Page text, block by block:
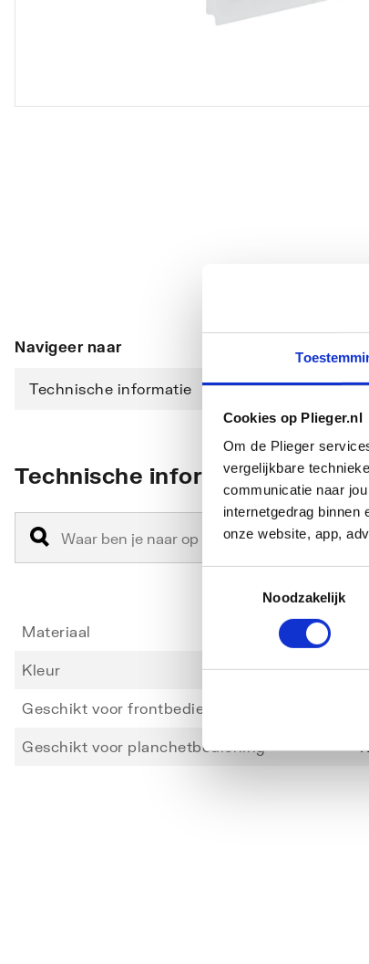
Cookies op Plieger.nl
Om de Plieger
vergelijkbare
communicatie naar
internetgedrag binnen
onze website, app,
Noodzakelijk
Navigeer naar
Technische informatie
Technische informatie
Materiaal
Kleur
Geschikt voor frontbediening
Geschikt voor planchetbediening